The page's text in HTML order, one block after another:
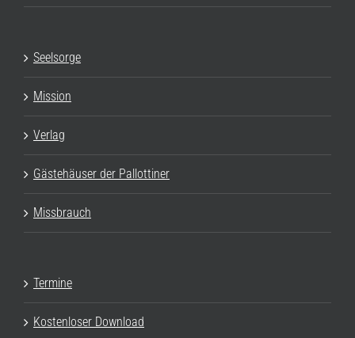
Seelsorge
Mission
Verlag
Gästehäuser der Pallottiner
Missbrauch
Termine
Kostenloser Download